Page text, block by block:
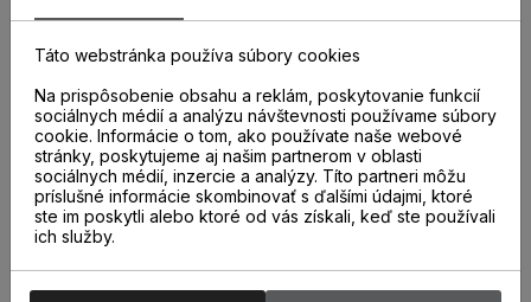
správne a kvalitne nainštalovaných parketových líšt. Ich
použitie nielen urýchľuje montáž líšt, ale aj chráni miesta
Táto webstránka používa súbory cookies
Na prispôsobenie obsahu a reklám, poskytovanie funkcií
sociálnych médií a analýzu návštevnosti používame súbory
cookie. Informácie o tom, ako používate naše webové
stránky, poskytujeme aj našim partnerom v oblasti
sociálnych médií, inzercie a analýzy. Títo partneri môžu
príslušné informácie skombinovať s ďalšími údajmi, ktoré
ste im poskytli alebo ktoré od vás získali, keď ste používali
ich služby.